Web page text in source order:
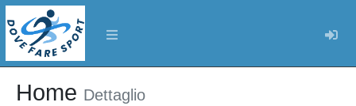
Home Dettaglio